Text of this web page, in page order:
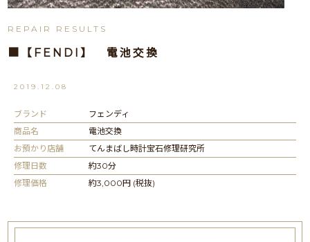
REPAIR RESULTS
■【FENDI】 電池交換
2019.12.08
ブランド
フェンディ
商品名
電池交換
お預かり店舗
てんまばし時計宝石修理研究所
修理日数
約30分
修理価格
約3,000円 (税抜)